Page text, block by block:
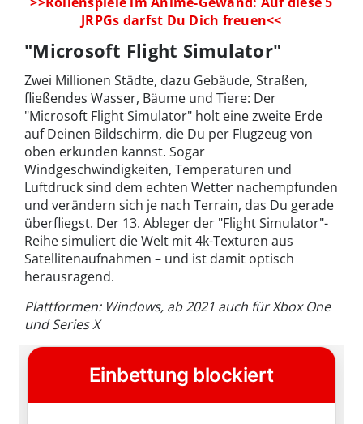
JRPGs darfst Du Dich freuen<<
"Microsoft Flight Simulator"
Zwei Millionen Städte, dazu Gebäude, Straßen,
fließendes Wasser, Bäume und Tiere: Der
"Microsoft Flight Simulator" holt eine zweite Erde
auf Deinen Bildschirm, die Du per Flugzeug von
oben erkunden kannst. Sogar
Windgeschwindigkeiten, Temperaturen und
Luftdruck sind dem echten Wetter nachempfunden
und verändern sich je nach Terrain, das Du gerade
überfliegst. Der 13. Ableger der "Flight Simulator"-
Reihe simuliert die Welt mit 4k-Texturen aus
Satellitenaufnahmen – und ist damit optisch
herausragend.
Plattformen: Windows, ab 2021 auch für Xbox One
und Series X